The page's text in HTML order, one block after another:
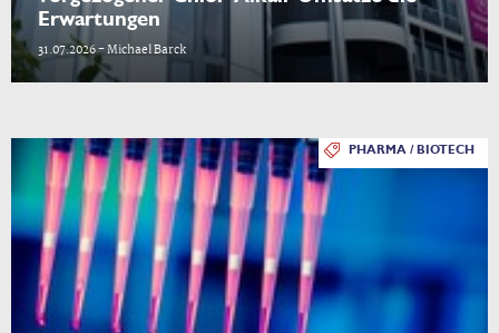
Erwartungen
31.07.2026 - Michael Barck
PHARMA / BIOTECH